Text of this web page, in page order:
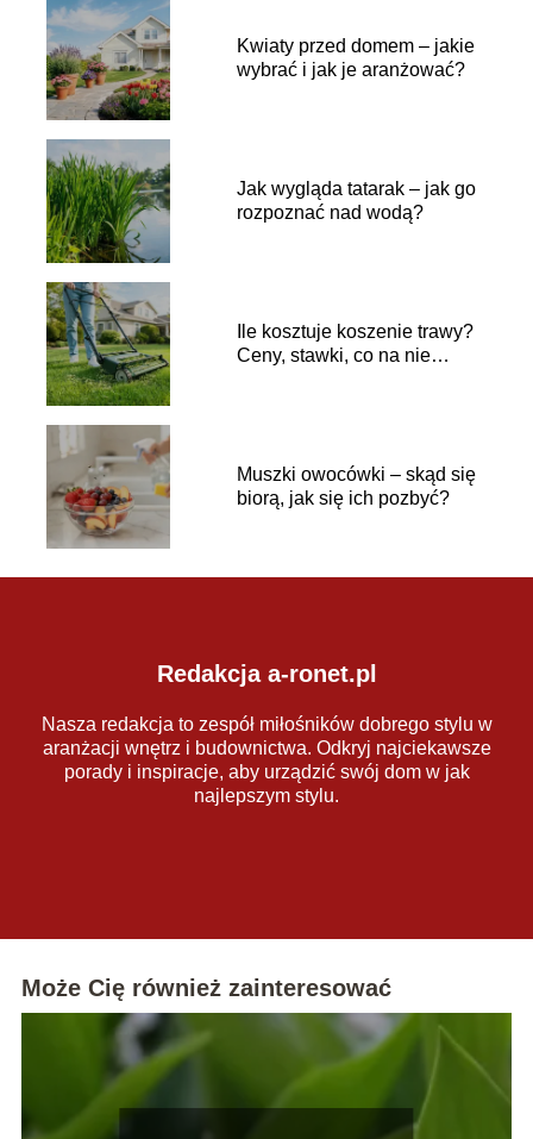
Kwiaty przed domem – jakie
wybrać i jak je aranżować?
Jak wygląda tatarak – jak go
rozpoznać nad wodą?
Ile kosztuje koszenie trawy?
Ceny, stawki, co na nie
Muszki owocówki – skąd się
biorą, jak się ich pozbyć?
Redakcja a-ronet.pl
Nasza redakcja to zespół miłośników dobrego stylu w
aranżacji wnętrz i budownictwa. Odkryj najciekawsze
porady i inspiracje, aby urządzić swój dom w jak
najlepszym stylu.
Może Cię również zainteresować